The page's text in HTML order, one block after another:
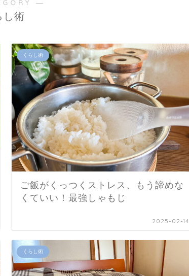
―
し術
くらし術
ご飯がくっつくストレス、もう諦めな
くていい！最強しゃもじ
2025-02-14
くらし術